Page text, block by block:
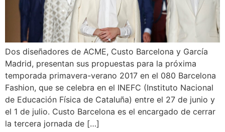
Dos diseñadores de ACME, Custo Barcelona y García
Madrid, presentan sus propuestas para la próxima
temporada primavera-verano 2017 en el 080 Barcelona
Fashion, que se celebra en el INEFC (Instituto Nacional
de Educación Física de Cataluña) entre el 27 de junio y
el 1 de julio. Custo Barcelona es el encargado de cerrar
la tercera jornada de […]